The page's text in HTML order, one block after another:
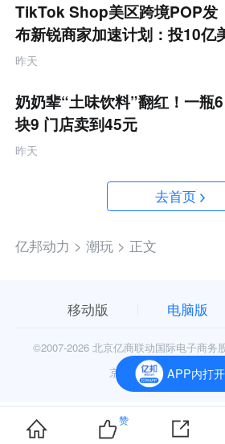
TikTok Shop美区跨境POP发
布新锐商家加速计划：投10亿
金资源帮扶四类商家
昨天
奶奶辈“土味饮料”翻红！一瓶6
块9 门店卖到45元
昨天
去首页
亿邦动力 > 潮玩 > 正文
APP内打开
赞
移动版 电脑版
©2007-2026 北京亿商联动国际电子商务
京公网安备